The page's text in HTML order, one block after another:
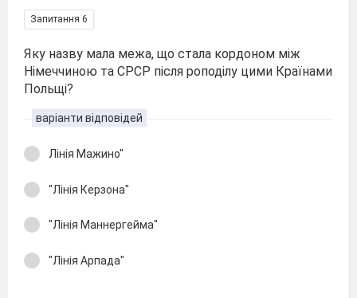
Запитання 6
Яку назву мала межа, що стала кордоном між
Німеччиною та СРСР після роподілу цими Країнами
Польщі?
варіанти відповідей
Лінія Мажино"
"Лінія Керзона"
"Лінія Маннергейма"
"Лінія Арпада"